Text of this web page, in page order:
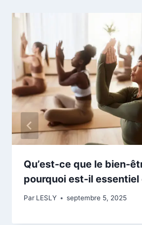
Qu’est-ce que le bien-
pourquoi est-il essentiel
Par LESLY septembre 5, 2025